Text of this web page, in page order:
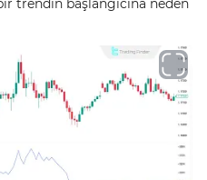
trendin başlangıcına neden